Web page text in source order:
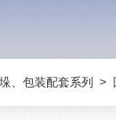
、包装配套系列 >